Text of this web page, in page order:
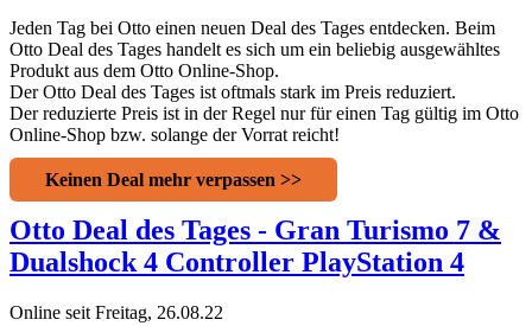
Jeden Tag bei Otto einen neuen Deal des Tages entdecken. Beim
Otto Deal des Tages handelt es sich um ein beliebig ausgewähltes
Produkt aus dem Otto Online-Shop.
Der Otto Deal des Tages ist oftmals stark im Preis reduziert.
Der reduzierte Preis ist in der Regel nur für einen Tag gültig im Otto
Online-Shop bzw. solange der Vorrat reicht!
Keinen Deal mehr verpassen >>
Otto Deal des Tages - Gran Turismo 7 &
Dualshock 4 Controller PlayStation 4
Online seit Freitag, 26.08.22